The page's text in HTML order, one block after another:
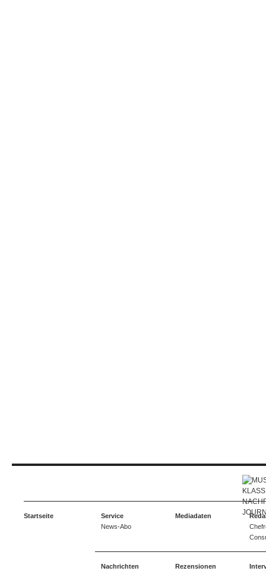
Startseite
Service
News-Abo
Mediadaten
Nachrichten Rezensionen